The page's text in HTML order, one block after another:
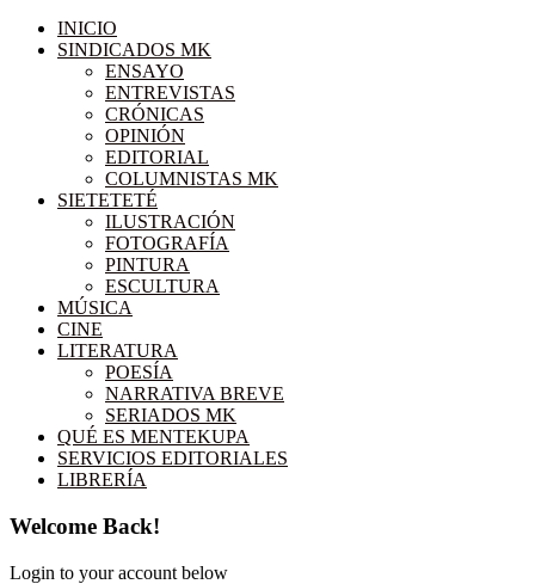
INICIO
SINDICADOS MK
ENSAYO
ENTREVISTAS
CRÓNICAS
OPINIÓN
EDITORIAL
COLUMNISTAS MK
SIETETETÉ
ILUSTRACIÓN
FOTOGRAFÍA
PINTURA
ESCULTURA
MÚSICA
CINE
LITERATURA
POESÍA
NARRATIVA BREVE
SERIADOS MK
QUÉ ES MENTEKUPA
SERVICIOS EDITORIALES
LIBRERÍA
Welcome Back!
Login to your account below